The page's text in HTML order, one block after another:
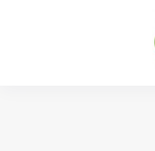
';function